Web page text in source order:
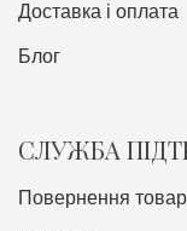
Доставка i оплата
Блог
СЛУЖБА
Повернення